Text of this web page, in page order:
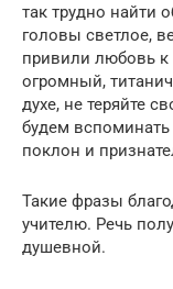
так трудно найти
головы светлое,
привили любовь к
огромный,
духе, не теряйте
будем
поклон и
Такие фразы
учителю. Речь
душевной.